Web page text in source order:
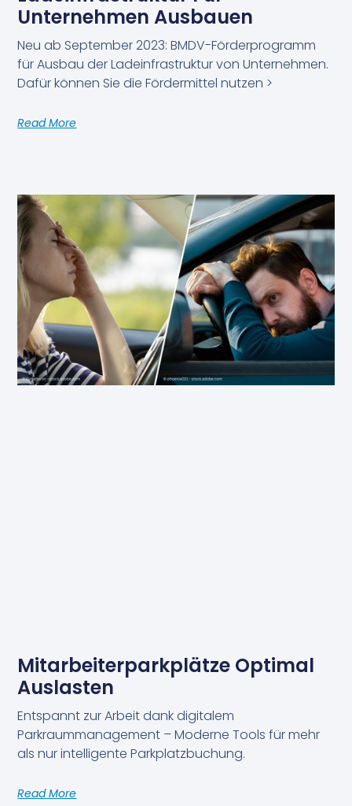
Unternehmen Ausbauen
Neu ab September 2023: BMDV-Förderprogramm
für Ausbau der Ladeinfrastruktur von Unternehmen.
Dafür können Sie die Fördermittel nutzen >
Read More
Mitarbeiterparkplätze Optimal
Auslasten
Entspannt zur Arbeit dank digitalem
Parkraummanagement – Moderne Tools für mehr
als nur intelligente Parkplatzbuchung.
Read More